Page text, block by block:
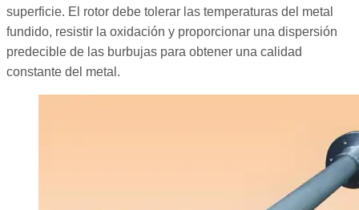
superficie. El rotor debe tolerar las temperaturas del metal
fundido, resistir la oxidación y proporcionar una dispersión
predecible de las burbujas para obtener una calidad
constante del metal.